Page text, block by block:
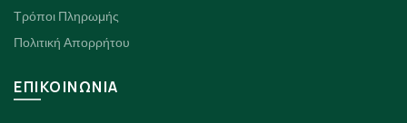
Τρόποι Πληρωμής
Πολιτική Απορρήτου
ΕΠΙΚΟΙΝΩΝΙΑ